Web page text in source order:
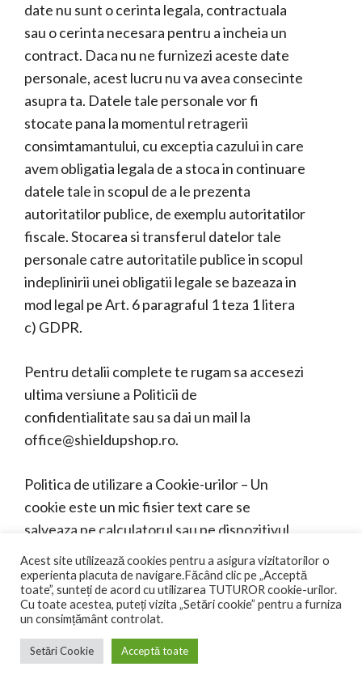
date nu sunt o cerinta legala, contractuala
sau o cerinta necesara pentru a incheia un
contract. Daca nu ne furnizezi aceste date
personale, acest lucru nu va avea consecinte
asupra ta. Datele tale personale vor fi
stocate pana la momentul retragerii
consimtamantului, cu exceptia cazului in care
avem obligatia legala de a stoca in continuare
datele tale in scopul de a le prezenta
autoritatilor publice, de exemplu autoritatilor
fiscale. Stocarea si transferul datelor tale
personale catre autoritatile publice in scopul
indeplinirii unei obligatii legale se bazeaza in
mod legal pe Art. 6 paragraful 1 teza 1 litera
c) GDPR.
Pentru detalii complete te rugam sa accesezi
ultima versiune a Politicii de
confidentialitate sau sa dai un mail la
office@shieldupshop.ro.
Politica de utilizare a Cookie-urilor – Un
cookie este un mic fisier text care se
salveaza pe calculatorul sau pe dispozitivul
tau mobil si, in timpul vizitelor ulterioare, este
recuperat din acestea. Daca utilizezi
serviciile noastre, navigi, te abonezi la
newsletter sau cumperi de pe site-ul
ShieldUPShop.ro, vom presupune ca esti de
acord cu utilizarea unui astfel de cookie.
Acest site utilizează cookies pentru a asigura vizitatorilor o
experienta placuta de navigare.Făcând clic pe „Acceptă
toate”, sunteți de acord cu utilizarea TUTUROR cookie-urilor.
Cu toate acestea, puteți vizita „Setări cookie” pentru a furniza
un consimțământ controlat.
Setări Cookie Acceptă toate